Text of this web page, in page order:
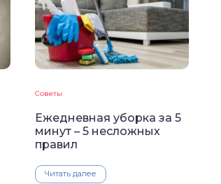
Советы
Ежедневная уборка за 5
минут – 5 несложных
правил
Читать далее